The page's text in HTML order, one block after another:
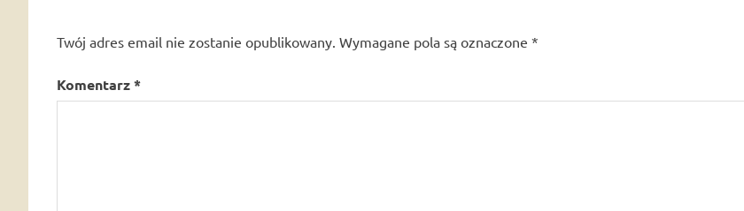
Twój adres email nie zostanie opublikowany. Wymagane pola są oznaczone *
Komentarz*